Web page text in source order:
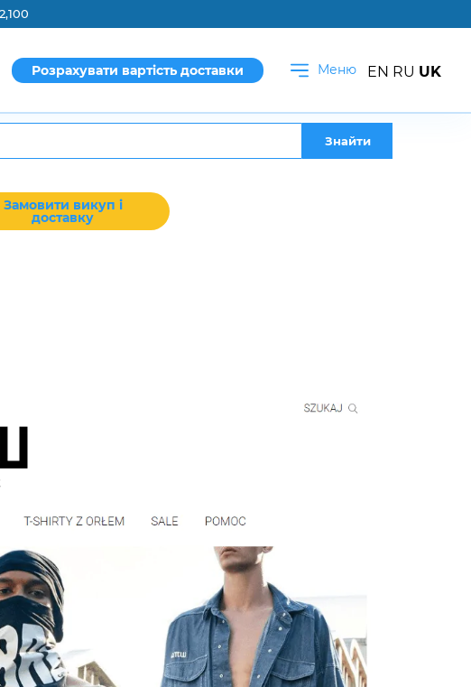
Розрахувати вартість доставки Меню
Знайти
Замовити викуп і
доставку
EN RU UK